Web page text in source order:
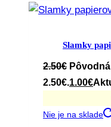
Slamky
2.50€
2.50€.1.00€
Nie je na sklade